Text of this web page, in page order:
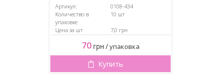
Артикул:
0108-434
Количество в
упаковке
10 шт
Цена за шт 7,0 грн
70 грн /упаковка
Купить